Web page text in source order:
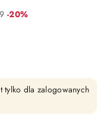
Rabat:
-20%
dla zalogowanych